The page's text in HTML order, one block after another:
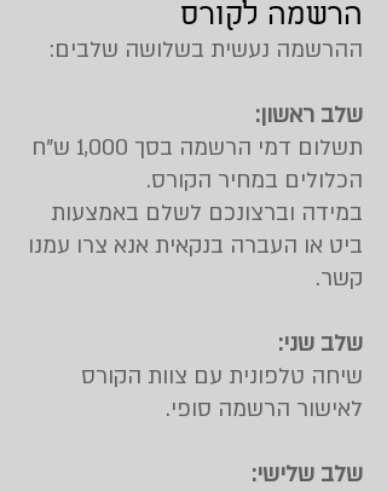
הרשמה לקורס
ההרשמה נעשית בשלושה שלבים:
שלב ראשון:
תשלום דמי הרשמה בסך 1,000 ש"ח
הכלולים במחיר הקורס.
במידה וברצונכם לשלם באמצעות
ביט או העברה בנקאית אנא צרו עמנו
קשר.
שלב שני:
שיחה טלפונית עם צוות הקורס
לאישור הרשמה סופי.
שלב שלישי: